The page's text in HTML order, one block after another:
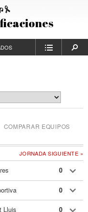
COMPARAR EQUIPOS
JORNADA SIGUIENTE »
0
0
Lluis 0